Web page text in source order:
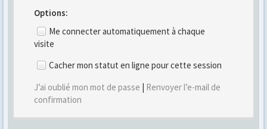
Options:
Me connecter automatiquement à chaque
visite
Cacher mon statut en ligne pour cette session
J’ai oublié mon mot de passe | Renvoyer l’e-mail de
confirmation